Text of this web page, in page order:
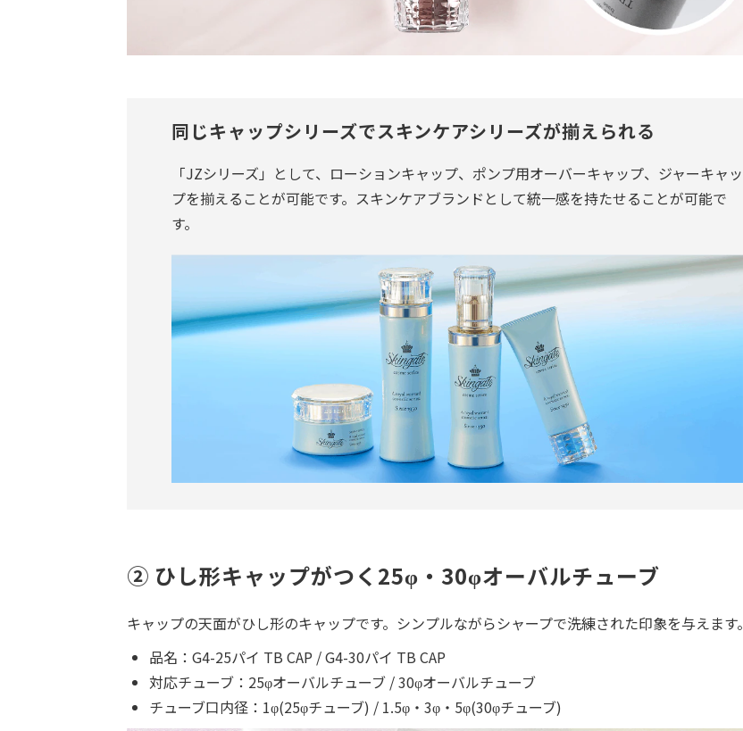
同じキャップシリーズでスキンケアシリーズが揃えられる
「JZシリーズ」として、ローションキャップ、ポンプ用オーバーキャップ、ジャーキャッ
プを揃えることが可能です。スキンケアブランドとして統一感を持たせることが可能で
す。
② ひし形キャップがつく25φ・30φオーバルチューブ
キャップの天面がひし形のキャップです。シンプルながらシャープで洗練された印象を与えます。
品名：G4-25パイ TB CAP / G4-30パイ TB CAP
対応チューブ：25φオーバルチューブ / 30φオーバルチューブ
チューブ口内径：1φ(25φチューブ) / 1.5φ・3φ・5φ(30φチューブ)